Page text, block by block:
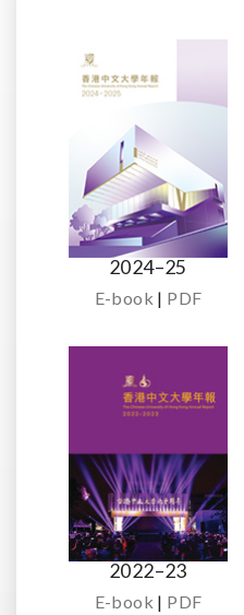
2024–25
E-book | PDF
2022–23
E-book | PDF